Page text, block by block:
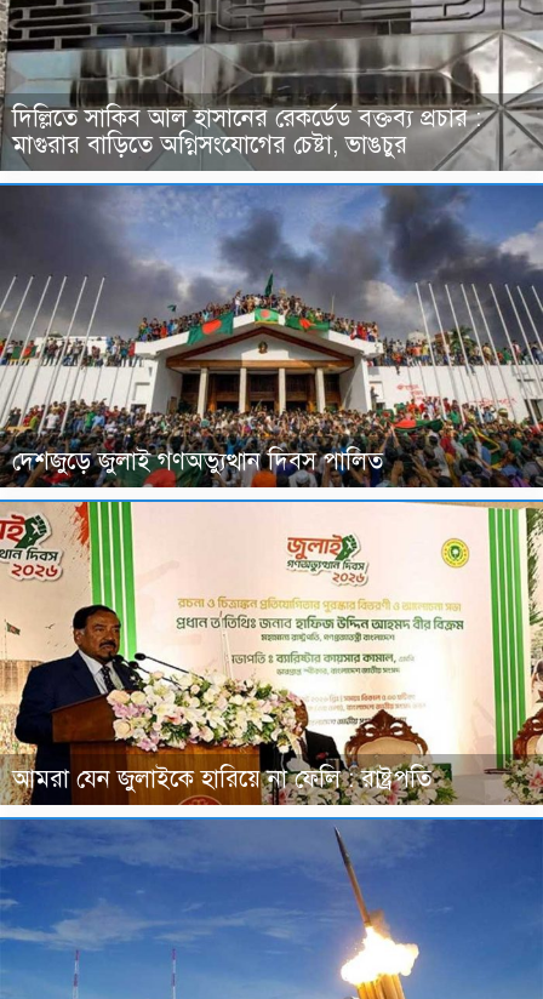
দিল্লিতে সাকিব আল হাসানের রেকর্ডেড বক্তব্য প্রচার :
মাগুরার বাড়িতে অগ্নিসংযোগের চেষ্টা, ভাঙচুর
দেশজুড়ে জুলাই গণঅভ্যুত্থান দিবস পালিত
আমরা যেন জুলাইকে হারিয়ে না ফেলি : রাষ্ট্রপতি